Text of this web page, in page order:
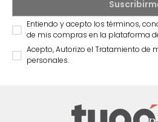
Entiendo y acepto los términos,
de mis compras en la plataforma
Acepto, Autorizo el Tratamiento de
personales.